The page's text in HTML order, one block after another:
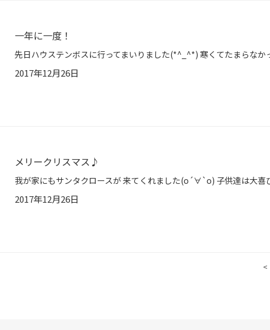
一年に一度！
2017年12月26日
メリークリスマス♪
2017年12月26日
<